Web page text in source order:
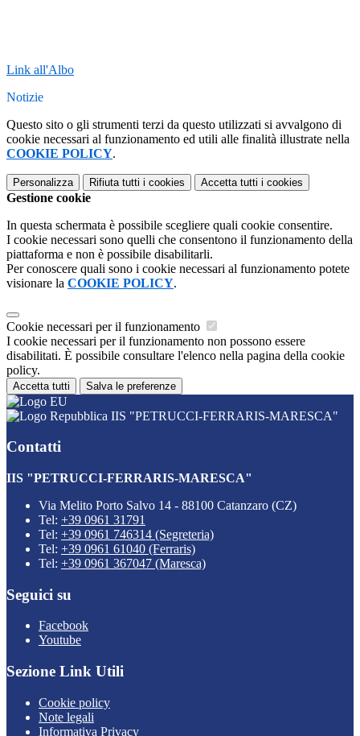
Link all'Albo
Notizie
Questo sito o gli strumenti terzi da questo utilizzati si avvalgono di
cookie necessari al funzionamento ed utili alle finalità illustrate nella
COOKIE POLICY.
Personalizza Rifiuta tutti i cookies Accetta tutti i cookies
Gestione cookie
In questa schermata è possibile scegliere quali cookie consentire.
I cookie necessari sono quelli che consentono il funzionamento della
piattaforma e non è possibile disabilitarli.
Per conoscere quali sono i cookie necessari al funzionamento potete
visionare la COOKIE POLICY.
Cookie necessari per il funzionamento
I cookie necessari per il funzionamento non possono essere
disabilitati. È possibile consultare l'elenco nella pagina della cookie
policy.
Accetta tutti Salva le preferenze
IIS "PETRUCCI-FERRARIS-MARESCA"
Contatti
IIS "PETRUCCI-FERRARIS-MARESCA"
Via Melito Porto Salvo 14 - 88100 Catanzaro (CZ)
Tel: +39 0961 31791
Tel: +39 0961 746314 (Segreteria)
Tel: +39 0961 61040 (Ferraris)
Tel: +39 0961 367047 (Maresca)
Seguici su
Facebook
Youtube
Sezione Link Utili
Cookie policy
Note legali
Informativa Privacy